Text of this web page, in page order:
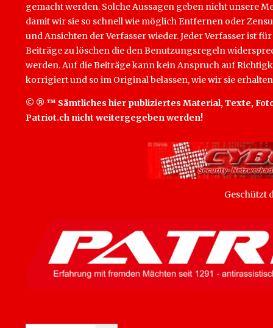
gemacht werden. Solche Aussagen geben nicht unsere
damit wir sie so schnell wie möglich Entfernen oder
und Ansichten der Verfasser wieder. Jeder Verfasser ist
Beiträge zu löschen die den Benutzungsregeln
werden. Auf die Beiträge kann kein Anspruch auf
korrigiert und so im Original belassen, wie wir sie
© ® ™ Sämtliches hier publiziertes Material, Texte,
Patriot.ch nicht weitergegeben werden!
Geschützt
SEARCH BUTTON